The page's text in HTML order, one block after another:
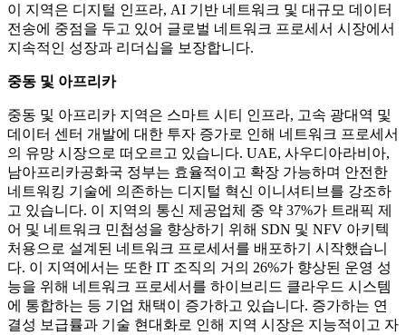
이 지역은 디지털 인프라, AI 기반 네트워크 및 대규모 데이터
전송에 중점을 두고 있어 글로벌 네트워크 프로세서 시장에서
지속적인 성장과 리더십을 보장합니다.
중동 및 아프리카
중동 및 아프리카 지역은 스마트 시티 인프라, 고속 광대역 및
데이터 센터 개발에 대한 투자 증가로 인해 네트워크 프로세서
의 유망 시장으로 떠오르고 있습니다. UAE, 사우디아라비아,
남아프리카공화국 정부는 효율적이고 확장 가능하며 안전한
네트워킹 기술에 의존하는 디지털 혁신 이니셔티브를 강조하
고 있습니다. 이 지역의 통신 제공업체 중 약 37%가 트래픽 제
어 및 네트워크 민첩성을 향상하기 위해 SDN 및 NFV 아키텍
처용으로 설계된 네트워크 프로세서를 배포하기 시작했습니
다. 이 지역에서는 또한 IT 조직의 거의 26%가 향상된 운영 성
능을 위해 네트워크 프로세서를 하이브리드 클라우드 시스템
에 통합하는 등 기업 채택이 증가하고 있습니다. 증가하는 연
결성 보급률과 기술 현대화로 인해 지역 시장은 지능적이고 자